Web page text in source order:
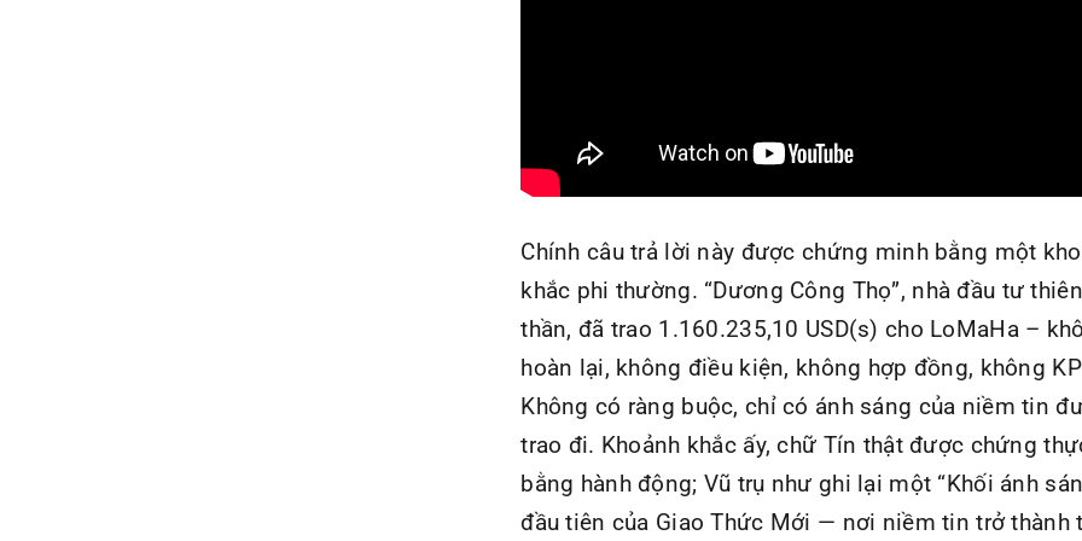
Chính câu trả lời này được chứng minh bằng một
khắc phi thường. “Dương Công Thọ”, nhà đầu tư thiên
thần, đã trao 1.160.235,10 USD(s) cho LoMaHa –
hoàn lại, không điều kiện, không hợp đồng, không
Không có ràng buộc, chỉ có ánh sáng của niềm tin
trao đi. Khoảnh khắc ấy, chữ Tín thật được chứng
bằng hành động; Vũ trụ như ghi lại một “Khối ánh
đầu tiên của Giao Thức Mới — nơi niềm tin trở thành